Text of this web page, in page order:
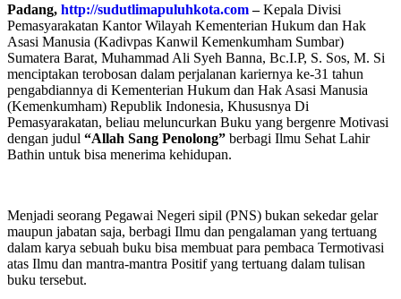
Padang, http://sudutlimapuluhkota.com–Kepala Divisi
Pemasyarakatan Kantor Wilayah Kementerian Hukum dan Hak
Asasi Manusia (Kadivpas Kanwil Kemenkumham Sumbar)
Sumatera Barat, Muhammad Ali Syeh Banna, Bc.I.P, S. Sos, M. Si
menciptakan terobosan dalam perjalanan kariernya ke-31 tahun
pengabdiannya di Kementerian Hukum dan Hak Asasi Manusia
(Kemenkumham) Republik Indonesia, Khususnya Di
Pemasyarakatan, beliau meluncurkan Buku yang bergenre Motivasi
dengan judul “Allah Sang Penolong” berbagi Ilmu Sehat Lahir
Bathin untuk bisa menerima kehidupan.
Menjadi seorang Pegawai Negeri sipil (PNS) bukan sekedar gelar
maupun jabatan saja, berbagi Ilmu dan pengalaman yang tertuang
dalam karya sebuah buku bisa membuat para pembaca Termotivasi
atas Ilmu dan mantra-mantra Positif yang tertuang dalam tulisan
buku tersebut.